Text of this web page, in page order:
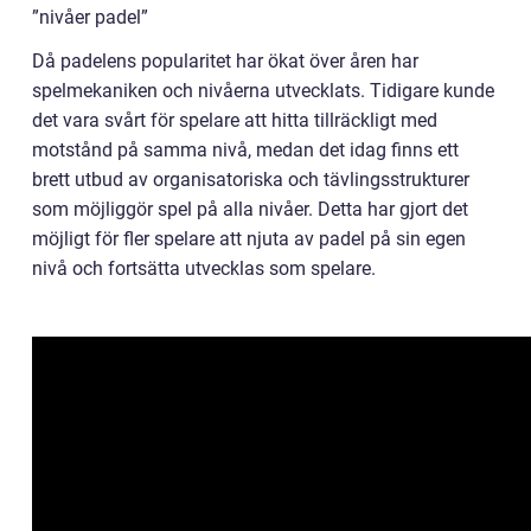
”nivåer padel”
Då padelens popularitet har ökat över åren har
spelmekaniken och nivåerna utvecklats. Tidigare kunde
det vara svårt för spelare att hitta tillräckligt med
motstånd på samma nivå, medan det idag finns ett
brett utbud av organisatoriska och tävlingsstrukturer
som möjliggör spel på alla nivåer. Detta har gjort det
möjligt för fler spelare att njuta av padel på sin egen
nivå och fortsätta utvecklas som spelare.